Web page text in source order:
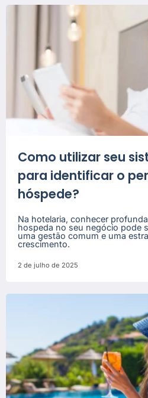
Como utilizar seu
para identificar o
hóspede?
Na hotelaria, conhecer
hospeda no seu negócio pode
uma gestão comum e uma
crescimento.
2 de julho de 2025